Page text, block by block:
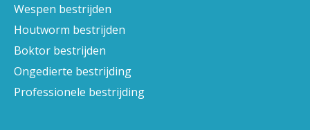
Wespen bestrijden
Houtworm bestrijden
Boktor bestrijden
Ongedierte bestrijding
Professionele bestrijding